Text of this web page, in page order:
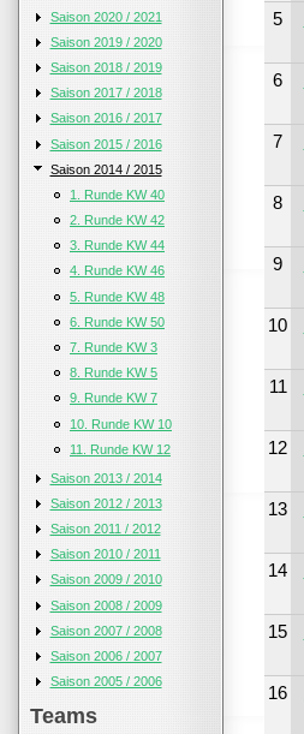
Saison 2020 / 2021
Saison 2019 / 2020
Saison 2018 / 2019
Saison 2017 / 2018
Saison 2016 / 2017
Saison 2015 / 2016
Saison 2014 / 2015
1. Runde KW 40
2. Runde KW 42
3. Runde KW 44
4. Runde KW 46
5. Runde KW 48
6. Runde KW 50
7. Runde KW 3
8. Runde KW 5
9. Runde KW 7
10. Runde KW 10
11. Runde KW 12
Saison 2013 / 2014
Saison 2012 / 2013
Saison 2011 / 2012
Saison 2010 / 2011
Saison 2009 / 2010
Saison 2008 / 2009
Saison 2007 / 2008
Saison 2006 / 2007
Saison 2005 / 2006
Teams
5
6
7
8
9
10
11
12
13
14
15
16